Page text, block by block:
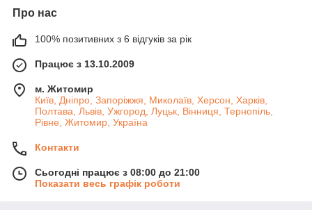
Про нас
100% позитивних з 6 відгуків за рік
Працює з 13.10.2009
м. Житомир
Київ, Дніпро, Запоріжжя, Миколаїв, Херсон, Харків,
Полтава, Львів, Ужгород, Луцьк, Вінниця, Тернопіль,
Рівне, Житомир, Україна
Контакти
Сьогодні працює з 08:00 до 21:00
Показати весь графік роботи